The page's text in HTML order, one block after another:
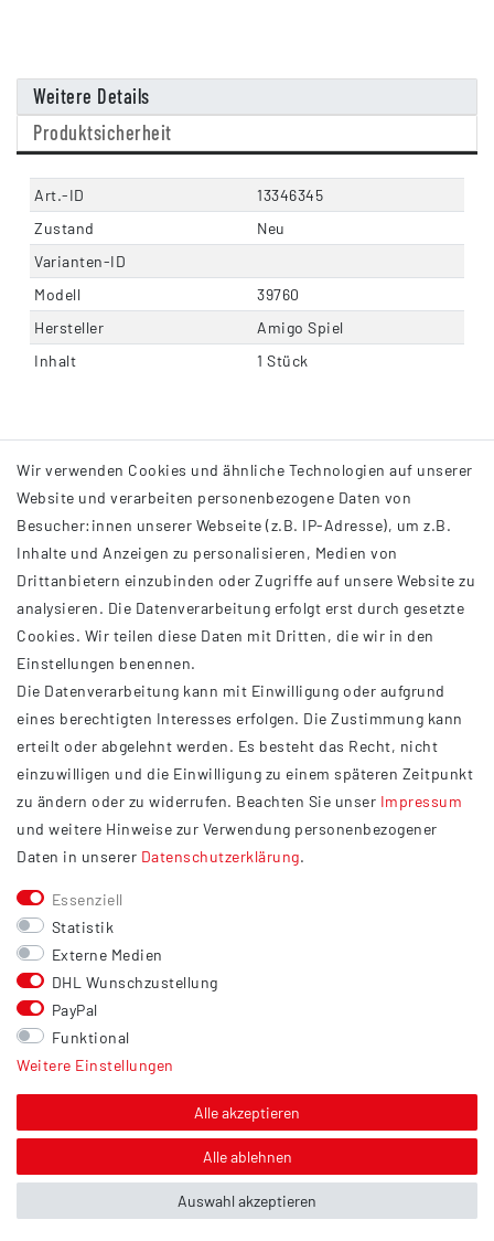
Weitere Details
Produktsicherheit
Art.-ID
13346345
Zustand
Neu
Varianten-ID
Modell
39760
Hersteller
Amigo Spiel
Inhalt
1 Stück
INFORMATIONEN
AGB
Impressum
Datenschutzerklärung
Widerrufsrecht
Barrierefreiheit
Service
Kontakt
Versand
Zahlung
Vertrag widerrufen
Sonstiges
Hinweis zur Entsorgung von Altbatterien & Altöl
Über uns
Wir verwenden Cookies und ähnliche Technologien auf unserer
Website und verarbeiten personenbezogene Daten von
Besucher:innen unserer Webseite (z.B. IP-Adresse), um z.B.
Inhalte und Anzeigen zu personalisieren, Medien von
Drittanbietern einzubinden oder Zugriffe auf unsere Website zu
analysieren. Die Datenverarbeitung erfolgt erst durch gesetzte
Cookies. Wir teilen diese Daten mit Dritten, die wir in den
Einstellungen benennen.
Die Datenverarbeitung kann mit Einwilligung oder aufgrund
eines berechtigten Interesses erfolgen. Die Zustimmung kann
erteilt oder abgelehnt werden. Es besteht das Recht, nicht
einzuwilligen und die Einwilligung zu einem späteren Zeitpunkt
zu ändern oder zu widerrufen. Beachten Sie unser Impressum
und weitere Hinweise zur Verwendung personenbezogener
Daten in unserer Daten­schutz­erklärung.
Essenziell
Statistik
Externe Medien
DHL Wunschzustellung
PayPal
Funktional
Weitere Einstellungen
Alle akzeptieren
Alle ablehnen
Auswahl akzeptieren